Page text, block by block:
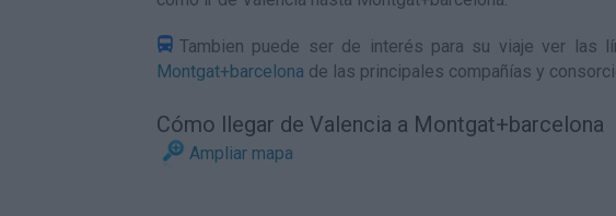
Tambien puede ser de interés para su viaje ver las
Montgat+barcelona de las principales compañías y
Cómo llegar de Valencia a Montgat+barcelona
Ampliar mapa